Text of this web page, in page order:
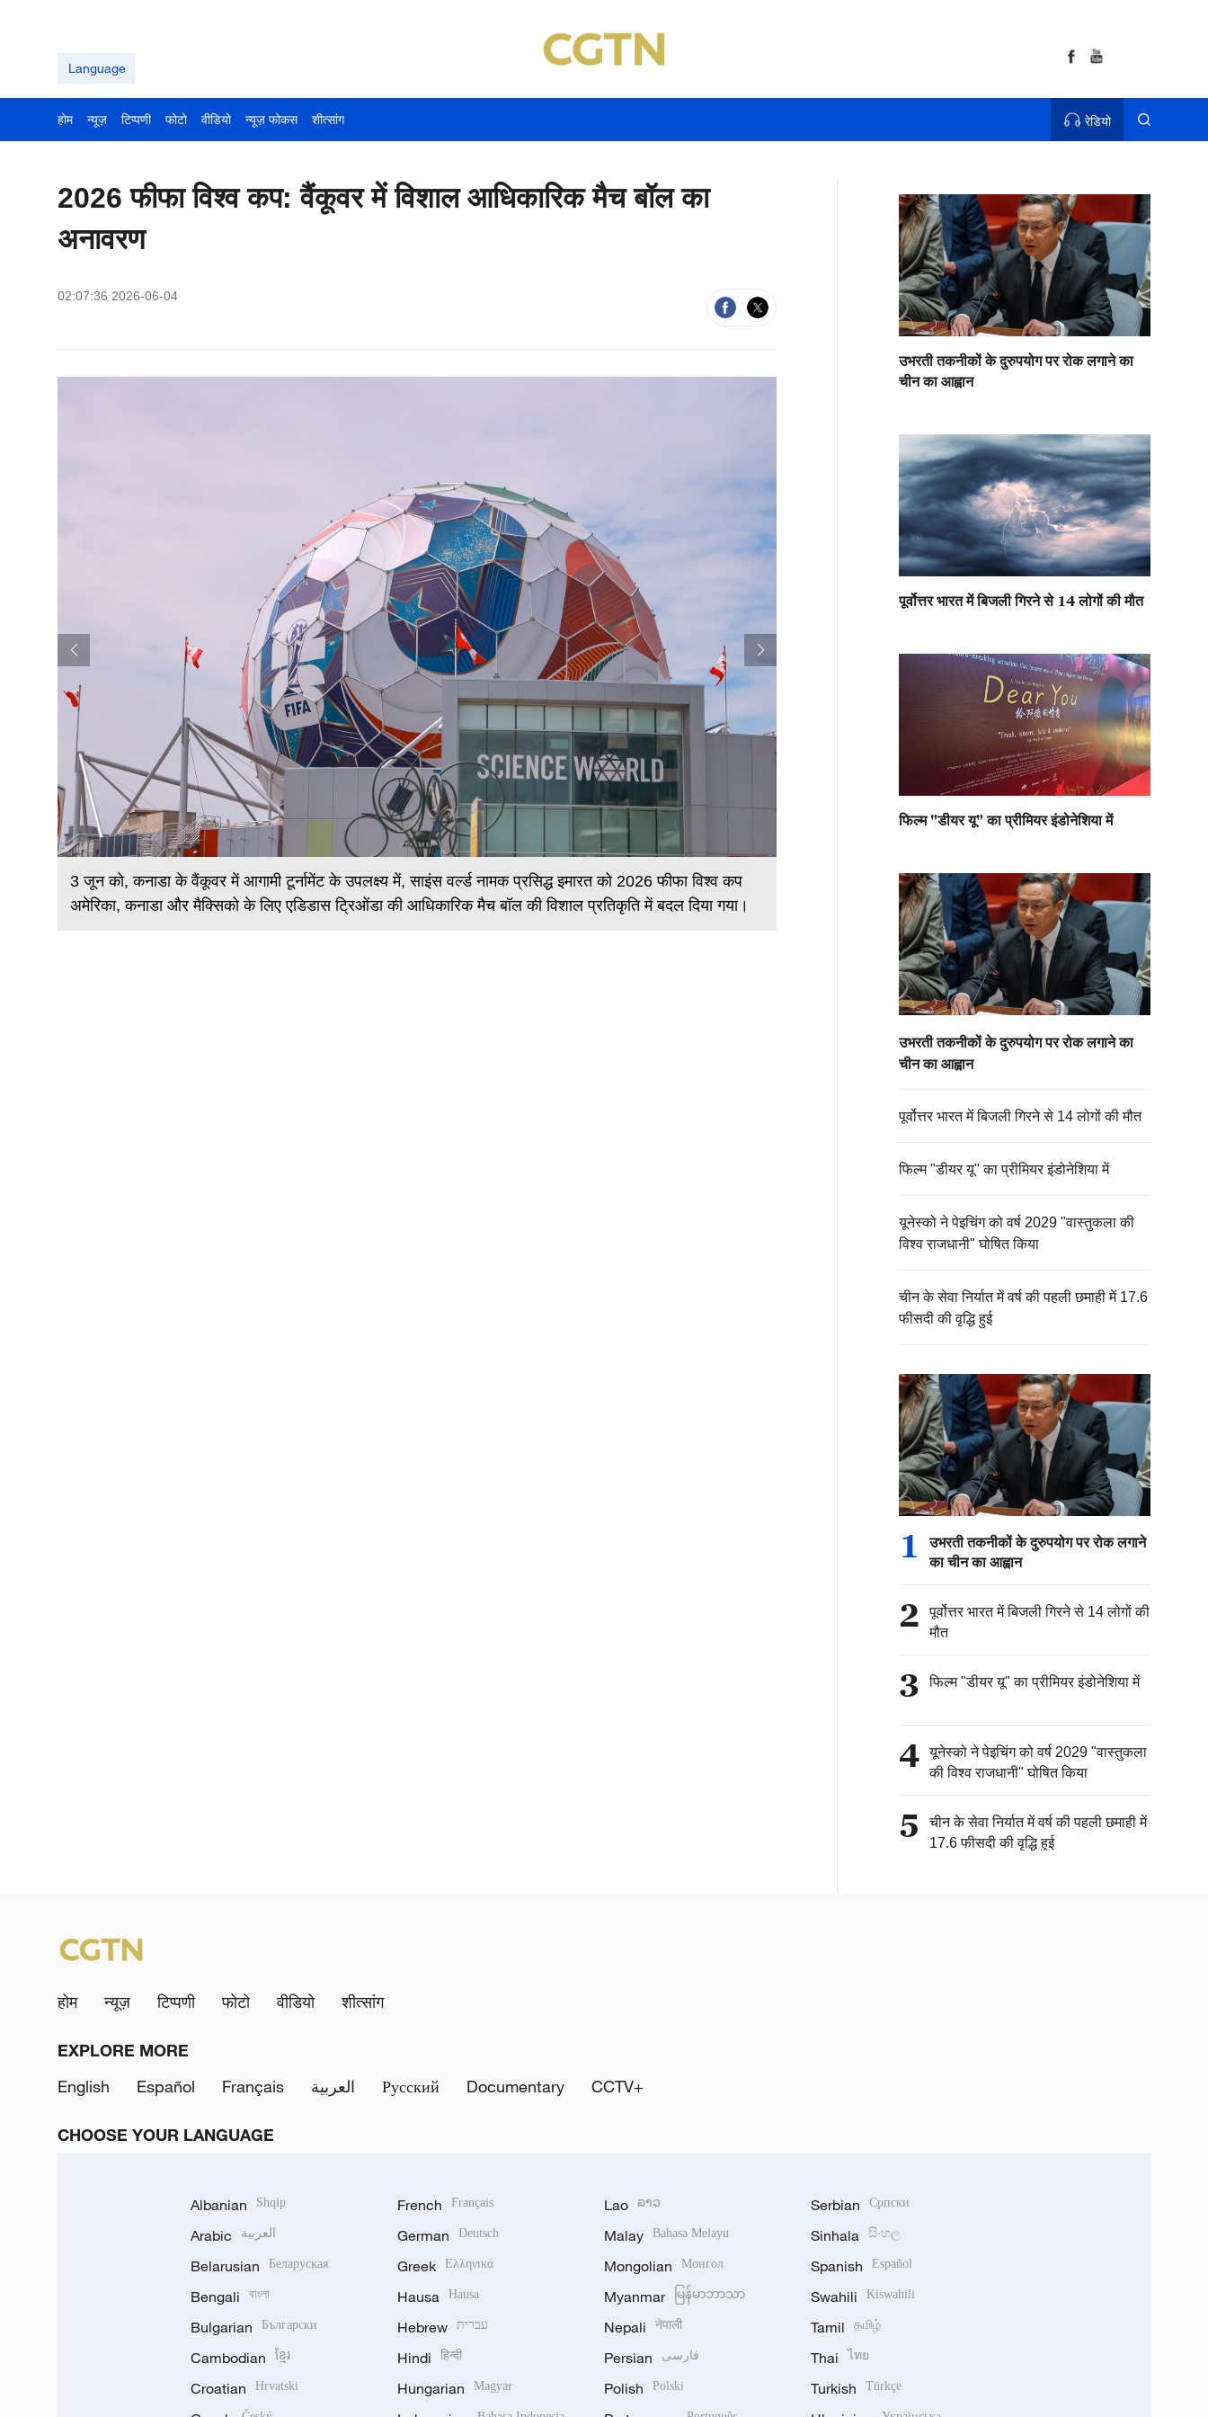
Language
होम न्यूज़ टिप्पणी फोटो वीडियो न्यूज़ फोकस शीत्सांग रेडियो
2026 फीफा विश्व कप: वैंकूवर में विशाल आधिकारिक मैच बॉल का
अनावरण
02:07:36 2026-06-04
3 जून को, कनाडा के वैंकूवर में आगामी टूर्नामेंट के उपलक्ष्य में, साइंस वर्ल्ड नामक प्रसिद्ध इमारत को 2026 फीफा विश्व कप
अमेरिका, कनाडा और मैक्सिको के लिए एडिडास ट्रिओंडा की आधिकारिक मैच बॉल की विशाल प्रतिकृति में बदल दिया गया।
3 जून को, कनाडा के वैंकूवर में आगामी टूर्नामेंट के उपलक्ष्य में, साइंस वर्ल्ड
अमेरिका, कनाडा और मैक्सिको के लिए एडिडास ट्रिओंडा की आधिकारिक
उभरती तकनीकों के दुरुपयोग पर रोक लगाने का
चीन का आह्वान
पूर्वोत्तर भारत में बिजली गिरने से 14 लोगों की मौत
फिल्म "डीयर यू" का प्रीमियर इंडोनेशिया में
उभरती तकनीकों के दुरुपयोग पर रोक लगाने का
चीन का आह्वान
पूर्वोत्तर भारत में बिजली गिरने से 14 लोगों की मौत
फिल्म "डीयर यू" का प्रीमियर इंडोनेशिया में
यूनेस्को ने पेइचिंग को वर्ष 2029 "वास्तुकला की
विश्व राजधानी" घोषित किया
चीन के सेवा निर्यात में वर्ष की पहली छमाही में 17.6
फीसदी की वृद्धि हुई
1
उभरती तकनीकों के दुरुपयोग पर रोक लगाने
का चीन का आह्वान
2
पूर्वोत्तर भारत में बिजली गिरने से 14 लोगों की
मौत
3 फिल्म "डीयर यू" का प्रीमियर इंडोनेशिया में
4
यूनेस्को ने पेइचिंग को वर्ष 2029 "वास्तुकला
की विश्व राजधानी" घोषित किया
5
चीन के सेवा निर्यात में वर्ष की पहली छमाही में
17.6 फीसदी की वृद्धि हुई
होम न्यूज़ टिप्पणी फोटो वीडियो शीत्सांग
EXPLORE MORE
English
Español Français العربية Русский Documentary CCTV+
CHOOSE YOUR LANGUAGE
Albanian Shqip
Arabic العربية
Belarusian Беларуская
Bengali বাংলা
Bulgarian Български
Cambodian ខ្មែរ
Croatian Hrvatski
French Français
German Deutsch
Greek Ελληνικά
Hausa Hausa
Hebrew עברית
Hindi हिन्दी
Hungarian Magyar
Lao ລາວ
Malay Bahasa Melayu
Mongolian Монгол
Myanmar မြန်မာဘာသာ
Nepali नेपाली
Persian فارسی
Polish Polski
Serbian Српски
Sinhala සිංහල
Spanish Español
Swahili Kiswahili
Tamil தமிழ்
Thai ไทย
Turkish Türkçe